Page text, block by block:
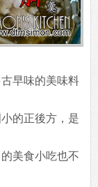
早味的美味料
的正後方，是
美食小吃也不